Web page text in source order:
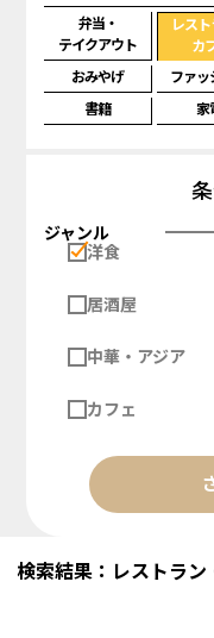
弁当・
テイクアウト
レスト
カ
おみやげ ファッ
書籍
家
ジャンル
洋食
居酒屋
中華・アジア
カフェ
検索結果：レストラン